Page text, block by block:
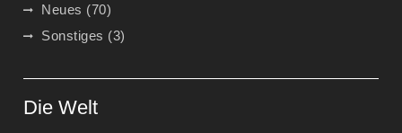
Neues (70)
Sonstiges (3)
Die Welt